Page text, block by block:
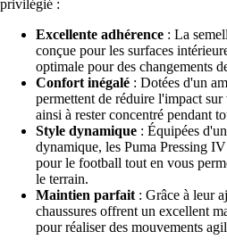
privilégié :
Excellente adhérence : La
conçue pour les surfaces
optimale pour des changements
Confort inégalé : Dotées d'un
permettent de réduire l'impact
ainsi à rester concentré pendant
Style dynamique : Équipées
dynamique, les Puma Pressing
pour le football tout en vous
le terrain.
Maintien parfait : Grâce à leur
chaussures offrent un excellent
pour réaliser des mouvements